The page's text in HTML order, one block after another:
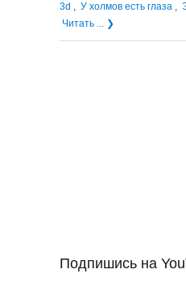
3d , У холмов есть глаза ,
Читать ... ❯
Подпишись на